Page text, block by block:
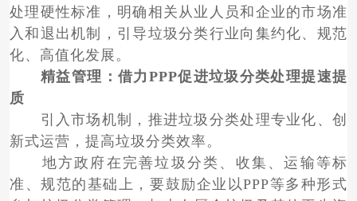
处理硬性标准，明确相关从业人员和企业的市场准
入和退出机制，引导垃圾分类行业向集约化、规范
化、高值化发展。
精益管理：借力PPP促进垃圾分类处理提速提
质
引入市场机制，推进垃圾分类处理专业化、创
新式运营，提高垃圾分类效率。
地方政府在完善垃圾分类、收集、运输等标
准、规范的基础上，要鼓励企业以PPP等多种形式